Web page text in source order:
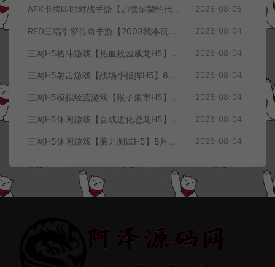
AFK卡牌即时对战手游【加德尔契约代金券内购修复版】8月最新整理Linux手工服务端+前后端全套源码+CDK授权后台+安卓苹果双端+详细搭建教程+视频教程 2026-08-05
RED三端引擎传奇手游【2003我本沉默三职业】8月最新整理Win一键服务端+PC安卓+详细搭建教程 2026-08-04
三网H5格斗游戏【热血校园威龙H5】8月最新整理Linux手工服务端+Win一键服务端+解压即玩+简易安卓客户端+详细搭建教程 2026-08-04
三网H5射击游戏【战场小指挥H5】8月最新整理Linux手工服务端+Win一键服务端+解压即玩+简易安卓客户端+详细搭建教程 2026-08-04
三网H5模拟经营游戏【猴子集市H5】8月最新整理Linux手工服务端+Win一键服务端+解压即玩+简易安卓客户端+详细搭建教程 2026-08-04
三网H5休闲游戏【合成进化恐龙H5】8月最新整理Linux手工服务端+Win一键服务端+解压即玩+简易安卓客户端+详细搭建教程 2026-08-04
三网H5休闲游戏【脑力测试H5】8月最新整理Linux手工服务端+Win一键服务端+解压即玩+简易安卓客户端+详细搭建教程 2026-08-04